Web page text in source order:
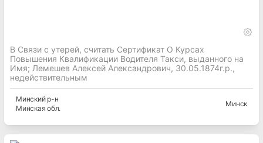
В Связи с утерей, считать Сертификат О Курсах
Повышения Квалификации Водителя Такси, выданного на
Имя; Лемешев Алексей Александрович, 30.05.1874г.р.,
недействительным
Минскийр-н
Минская обл.
Минск